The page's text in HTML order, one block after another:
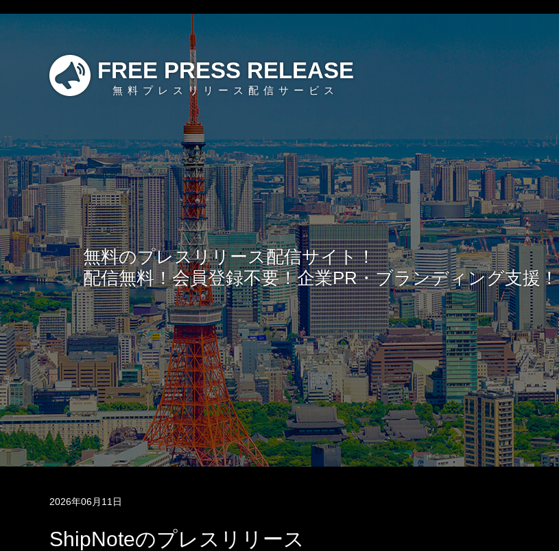
FREE PRESS RELEASE
無料プレスリリース配信サービス
無料のプレスリリース配信サイト！
配信無料！会員登録不要！企業PR・ブランディング支援！
2026年06月11日
ShipNoteのプレスリリース